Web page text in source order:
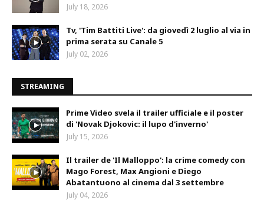
July 18, 2026
Tv, 'Tim Battiti Live': da giovedì 2 luglio al via in
prima serata su Canale 5
July 02, 2026
STREAMING
Prime Video svela il trailer ufficiale e il poster
di 'Novak Djokovic: il lupo d'inverno'
July 15, 2026
Il trailer de 'Il Malloppo': la crime comedy con
Mago Forest, Max Angioni e Diego
Abatantuono al cinema dal 3 settembre
July 04, 2026